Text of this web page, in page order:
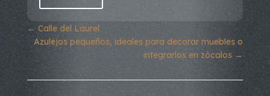
← Calle del Laurel
Azulejos pequeños, ideales para decorar muebles o
integrarlos en zócalos →